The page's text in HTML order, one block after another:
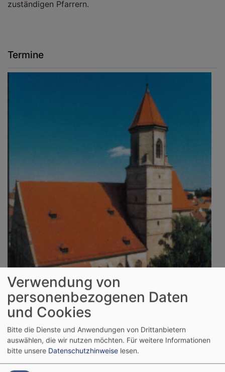
zuständigen Pfarrern.
Termine
Sa, 8.8. 13 Uhr
Taufgottesdienst verschoben
Verwendung von
personenbezogenen Daten
und Cookies
Bitte die Dienste und Anwendungen von Drittanbietern
auswählen, die wir nutzen möchten. Für weitere Informationen
bitte unsere Datenschutzhinweise lesen.